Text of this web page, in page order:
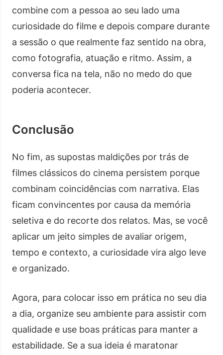
combine com a pessoa ao seu lado uma
curiosidade do filme e depois compare durante
a sessão o que realmente faz sentido na obra,
como fotografia, atuação e ritmo. Assim, a
conversa fica na tela, não no medo do que
poderia acontecer.
Conclusão
No fim, as supostas maldições por trás de
filmes clássicos do cinema persistem porque
combinam coincidências com narrativa. Elas
ficam convincentes por causa da memória
seletiva e do recorte dos relatos. Mas, se você
aplicar um jeito simples de avaliar origem,
tempo e contexto, a curiosidade vira algo leve
e organizado.
Agora, para colocar isso em prática no seu dia
a dia, organize seu ambiente para assistir com
qualidade e use boas práticas para manter a
estabilidade. Se a sua ideia é maratonar